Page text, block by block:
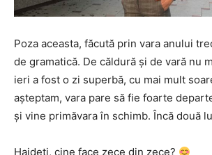
Poza aceasta, făcută prin vara anului
de gramatică. De căldură și de vară nu
ieri a fost o zi superbă, cu mai mult
așteptam, vara pare să fie foarte
și vine primăvara în schimb. Încă două
Haideți, cine face zece din zece?